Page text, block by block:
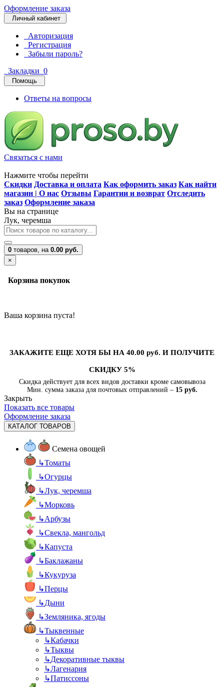
Оформление заказа
Личный кабинет
Авторизация
Регистрация
Забыли пароль?
Закладки 0
Помощь
Ответы на вопросы
Связаться с нами
Нажмите чтобы перейти
Скидки Доставка и оплата Как оформить заказ Как найти
магазин | О нас Отзывы Гарантии и возврат Отследить
заказ Оформление заказа
Вы на странице
Лук, черемша
0 товаров, на 0.00 руб.
×
Корзина покупок
Ваша корзина пуста!
ЗАКАЖИТЕ ЕЩЕ ХОТЯ БЫ НА 40.00 руб. И ПОЛУЧИТЕ
СКИДКУ 5%
Скидка действует для всех видов доставки кроме самовывоза
Мин. сумма заказа для почтовых отправлений – 15 руб.
Закрыть
Показать все товары
Оформление заказа
КАТАЛОГ ТОВАРОВ
Семена овощей
↳Томаты
↳Огурцы
↳Лук, черемша
↳Морковь
↳Арбузы
↳Свекла, мангольд
↳Капуста
↳Баклажаны
↳Кукуруза
↳Перцы
↳Дыни
↳Земляника, ягоды
↳Тыквенные
↳Кабачки
↳Тыквы
↳Декоративные тыквы
↳Лагенария
↳Патиссоны